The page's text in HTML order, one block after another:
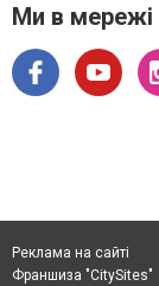
Ми в мережі
Реклама на сайті
Франшиза "CitySites"